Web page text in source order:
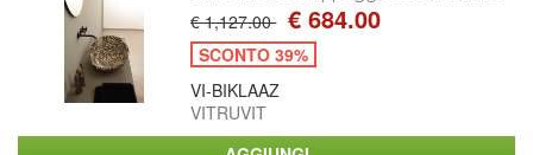
€ 1,127.00 € 684.00
SCONTO 39%
VI-BIKLAAZ
VITRUVIT